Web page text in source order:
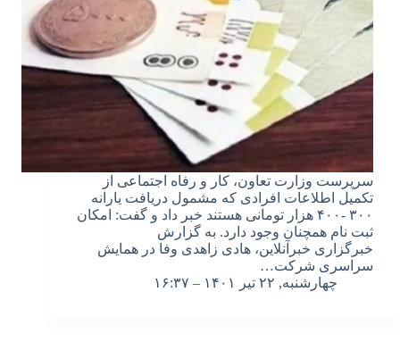
سرپرست وزارت تعاون، کار و رفاه اجتماعی از
تکمیل اطلاعات افرادی که مشمول دریافت یارانه
۳۰۰ -۴۰۰ هزار تومانی هستند خبر داد و گفت: امکان
ثبت نام همچنان وجود دارد. به گزارش
خبرگزاری خبرآنلاین، هادی زاهدی وفا در همایش
سراسری شرکت…
چهارشنبه, ۲۲ تیر ۱۴۰۱ – ۱۶:۳۷